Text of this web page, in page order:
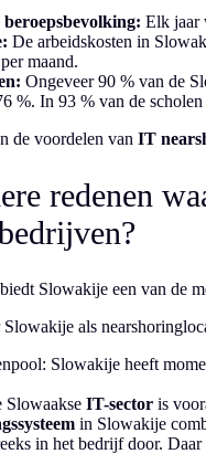
Elk jaar
De arbeidskosten in
maand.
Ongeveer 90 % van de
%. In 93 % van de
de voordelen van IT
redenen
Slowakije een van de
als
Slowakije heeft
Slowaakse IT-sector is
in Slowakije
in het bedrijf door.